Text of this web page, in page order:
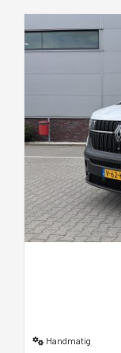
Handmatig